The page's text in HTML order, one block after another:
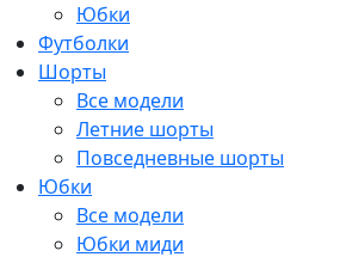
Юбки
Футболки
Шорты
Все модели
Летние шорты
Повседневные шорты
Юбки
Все модели
Юбки миди